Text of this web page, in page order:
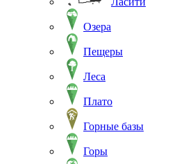
Озера
Пещеры
Леса
Плато
Горные базы
Горы